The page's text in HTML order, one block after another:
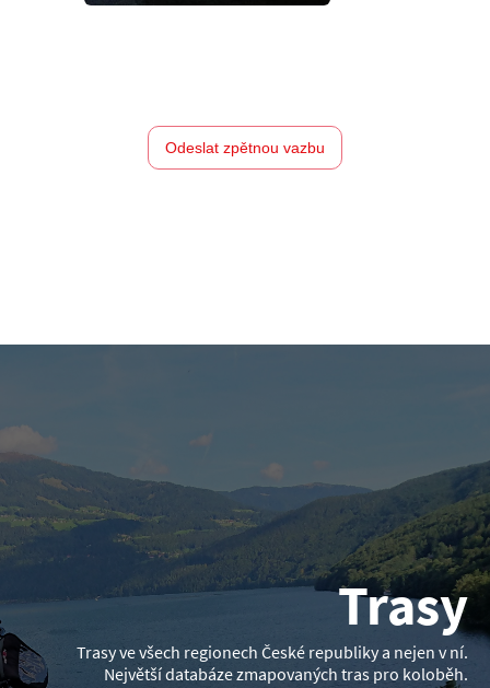
Odeslat zpětnou vazbu
Trasy
Trasy ve všech regionech České republiky a nejen v ní.
Největší databáze zmapovaných tras pro koloběh.